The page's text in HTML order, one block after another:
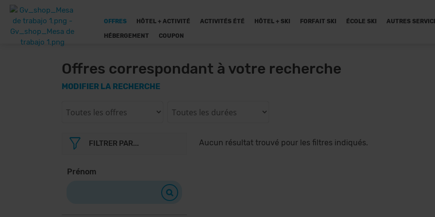
OFFRES HÔTEL + ACTIVITÉ ACTIVITÉS ÉTÉ HÔTEL + SKI FORFAIT SKI ÉCOLE SKI AUTRES
HÉBERGEMENT COUPON
Offres correspondant à votre recherche
MODIFIER LA RECHERCHE
FILTRER PAR...
Prénom
Aucun résultat trouvé pour les filtres indiqués.